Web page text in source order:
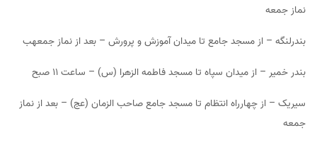
نماز جمعه
بندرلنگه – از مسجد جامع تا میدان آموزش و پرورش – بعد از نماز جمعهب
بندر خمیر – از میدان سپاه تا مسجد فاطمه الزهرا (س) – ساعت ۱۱ صبح
سیریک – از چهارراه انتظام تا مسجد جامع صاحب الزمان (عج) – بعد از نماز
جمعه